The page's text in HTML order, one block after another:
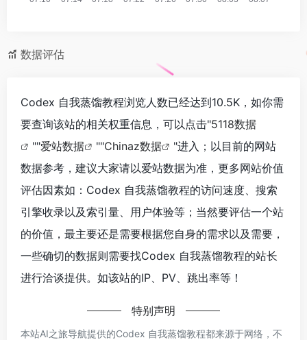
数据评估
Codex 自我蒸馏教程浏览人数已经达到10.5K，如你需
要查询该站的相关权重信息，可以点击"5118数据
""爱站数据 ""Chinaz数据
"进入；以目前的网站
数据参考，建议大家请以爱站数据为准，更多网站价值
评估因素如：Codex 自我蒸馏教程的访问速度、搜索
引擎收录以及索引量、用户体验等；当然要评估一个站
的价值，最主要还是需要根据您自身的需求以及需要，
一些确切的数据则需要找Codex 自我蒸馏教程的站长
进行洽谈提供。如该站的IP、PV、跳出率等！
特别声明
本站AI之旅导航提供的Codex 自我蒸馏教程都来源于网络，不